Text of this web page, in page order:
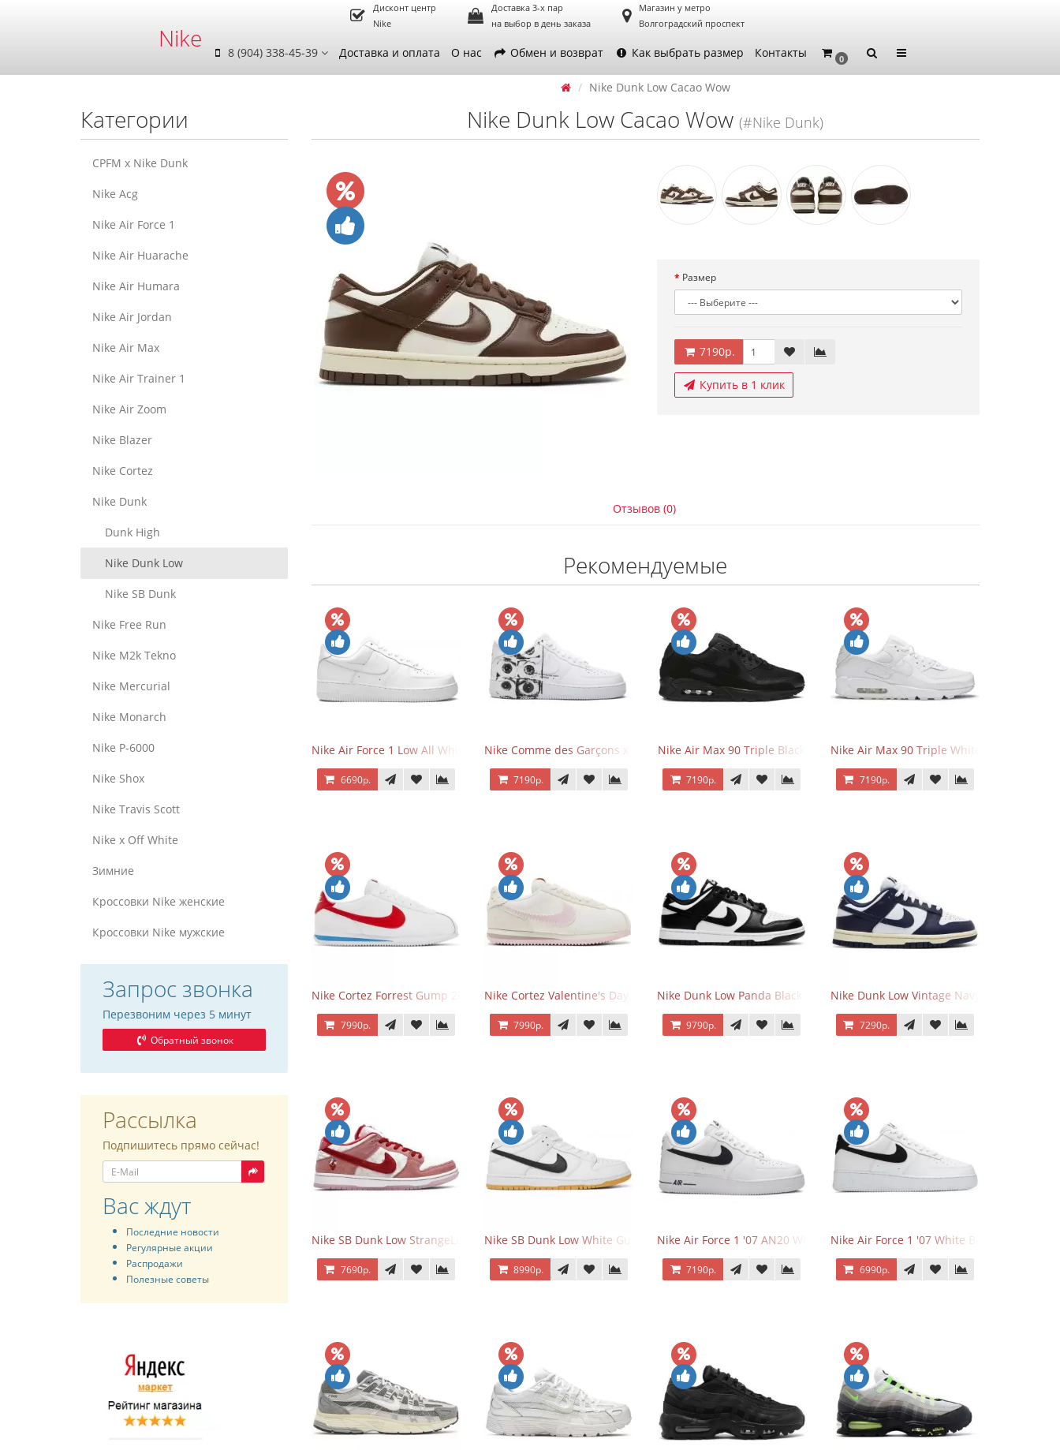
Nike
Дисконт центр
Nike
Доставка 3-х пар
на выбор в день заказа
Магазин у метро
Волгоградский проспект
8 (904) 338-45-39 Доставка и оплата О нас Обмен и возврат Как выбрать размер Контакты 0
Категории
CPFM x Nike Dunk
Nike Acg
Nike Air Force 1
Nike Air Huarache
Nike Air Humara
Nike Air Jordan
Nike Air Max
Nike Air Trainer 1
Nike Air Zoom
Nike Blazer
Nike Cortez
Nike Dunk
Dunk High
Nike Dunk Low
Nike SB Dunk
Nike Free Run
Nike M2k Tekno
Nike Mercurial
Nike Monarch
Nike P-6000
Nike Shox
Nike Travis Scott
Nike x Off White
Зимние
Кроссовки Nike женские
Кроссовки Nike мужские
Запрос звонка
Перезвоним через 5 минут
Обратный звонок
Рассылка
Подпишитесь прямо сейчас!
Вас ждут
Последние новости
Регулярные акции
Распродажи
Полезные советы
Nike Dunk Low Cacao Wow
Nike Dunk Low Cacao Wow (#Nike Dunk)
Размер
7190р.
Купить в 1 клик
Отзывов (0)
Рекомендуемые
Nike Air Force 1 Low All White
6690р.
Nike Comme des Garçons x Supreme x Air Force 1 Low Eyes
7190р.
Nike Air Max 90 Triple Black
7190р.
Nike Air Max 90 Triple White
7190р.
Nike Cortez Forrest Gump 2024
7990р.
Nike Cortez Valentine's Day 2025
7990р.
Nike Dunk Low Panda Black White
9790р.
Nike Dunk Low Vintage Navy
7290р.
Nike SB Dunk Low StrangeLove Valentine's Day
7690р.
Nike SB Dunk Low White Gum
8990р.
Nike Air Force 1 '07 AN20 White Black
7190р.
Nike Air Force 1 '07 White Black
6990р.